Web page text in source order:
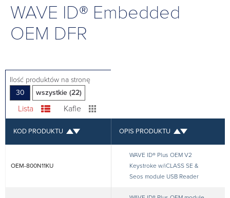
WAVE ID® Embedded
OEM DFR
Ilość produktów na stronę
30
wszystkie (22)
Lista Kafle
KOD PRODUKTU OPIS PRODUKTU
OEM-800N11KU
WAVE ID® Plus OEM V2
Keystroke w/iCLASS SE &
Seos module USB Reader